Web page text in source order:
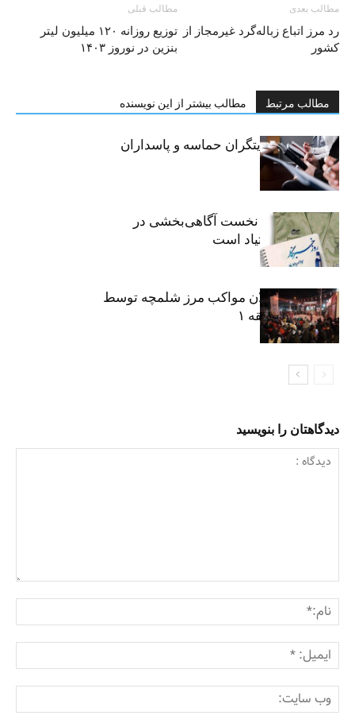
مطالب قبلی
توزیع روزانه ۱۲۰ میلیون لیتر
بنزین در نوروز ۱۴۰۳
مطالب بعدی
رد مرز اتباع زباله‌گرد غیرمجاز از
کشور
مطالب مرتبط مطالب بیشتر از این نویسنده
خبرنگاران، روایتگران حماسه و پاسداران
حقیقت
«رسانه» سنگر نخست آگاهی‌بخشی در
پیشگیری از اعتیاد است
نکوداشت فعالان مواکب مرز شلمچه توسط
شهرداری منطقه ۱
دیدگاهتان را بنویسید